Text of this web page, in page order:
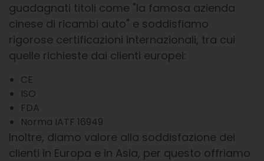
guadagnati titoli come "la famosa azienda
cinese di ricambi auto" e soddisfiamo
rigorose certificazioni internazionali, tra cui
quelle richieste dai clienti europei:
CE
ISO
FDA
Norma IATF 16949
Inoltre, diamo valore alla soddisfazione dei
clienti in Europa e in Asia, per questo offriamo